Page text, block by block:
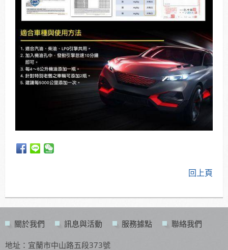
回上頁
關於我們 訊息與活動 服務據點 聯絡我們
地址：宜蘭市中山路五段373號